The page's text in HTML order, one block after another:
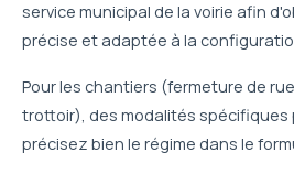
service municipal de la voirie afin
précise et adaptée à la
Pour les chantiers (fermeture de
trottoir), des modalités
précisez bien le régime dans le